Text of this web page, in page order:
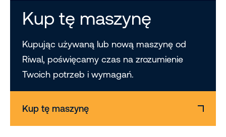
Kup tę maszynę
Kupując używaną lub nową maszynę od
Riwal, poświęcamy czas na zrozumienie
Twoich potrzeb i wymagań.
Kup tę maszynę